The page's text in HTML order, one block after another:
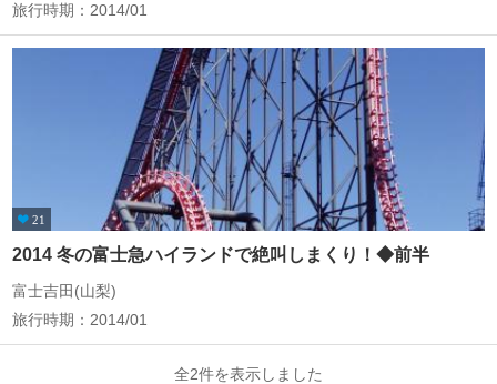
旅行時期：2014/01
21
2014 冬の富士急ハイランドで絶叫しまくり！◆前半
富士吉田(山梨)
旅行時期：2014/01
全2件を表示しました